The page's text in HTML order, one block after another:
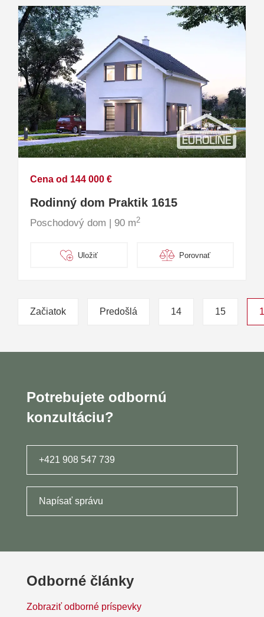
Cena od 144 000 €
Rodinný dom Praktik 1615
Poschodový dom | 90 m2
Uložiť Porovnať
Začiatok Predošlá 14 15
Potrebujete odbornú
konzultáciu?
+421 908 547 739
Napísať správu
Odborné články
Zobraziť odborné príspevky